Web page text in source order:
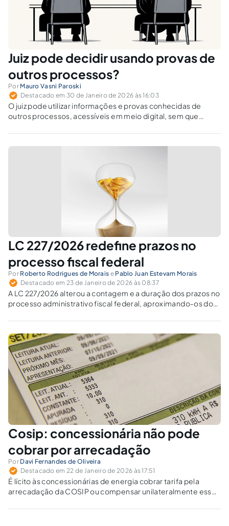
Juiz pode decidir usando provas de
outros processos?
Por Mauro Vasni Paroski
Destacado em 30 de Janeiro de 2026 às 16:03
O juiz pode utilizar informações e provas conhecidas de
outros processos, acessíveis em meio digital, sem que
LC 227/2026 redefine prazos no
processo fiscal federal
Por Roberto Rodrigues de Morais e Pablo Juan Estevam Morais
Destacado em 23 de Janeiro de 2026 às 08:37
A LC 227/2026 alterou a contagem e a duração dos prazos no
processo administrativo fiscal federal, aproximando-os do
Cosip: concessionária não pode
cobrar por arrecadação
Por Davi Fernandes de Oliveira
Destacado em 22 de Janeiro de 2026 às 17:51
É lícito às concessionárias de energia cobrar tarifa pela
arrecadação da COSIP ou compensar unilateralmente esses
práticas violam o CTN, a regulação da ANEEL e a